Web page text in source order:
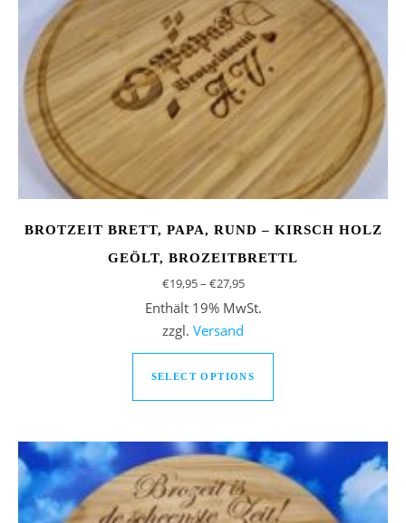
BROTZEIT BRETT, PAPA, RUND – KIRSCH HOLZ
GEÖLT, BROZEITBRETTL
€19,95– €27,95Preisspanne: €19,95 bis €27,95
Enthält 19% MwSt.
zzgl. Versand
SELECT OPTIONS
Dieses Produkt